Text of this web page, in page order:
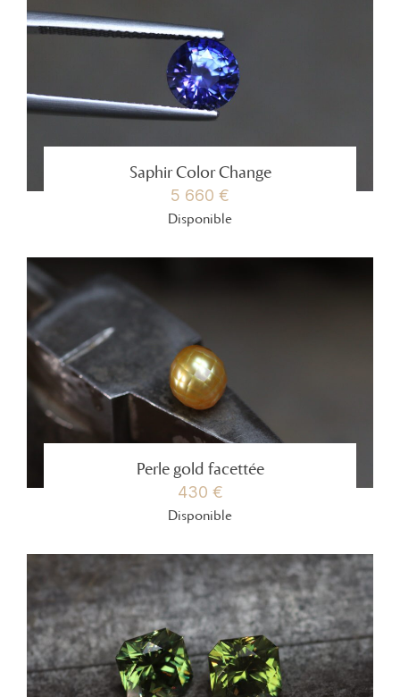
Saphir Color Change
5 660 €
Disponible
Perle gold facettée
430 €
Disponible